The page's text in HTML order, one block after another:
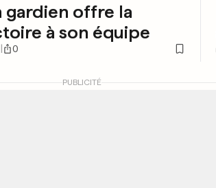
gardien offre la
à son équipe
0
PUBLICITÉ